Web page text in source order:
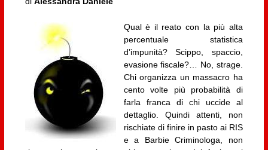
Qual è il reato con la più alta
percentuale statistica
d’impunità? Scippo, spaccio,
evasione fiscale?… No, strage.
Chi organizza un massacro ha
cento volte più probabilità di
farla franca di chi uccide al
dettaglio. Quindi attenti, non
rischiate di finire in pasto ai RIS
e a Barbie Criminologa, non